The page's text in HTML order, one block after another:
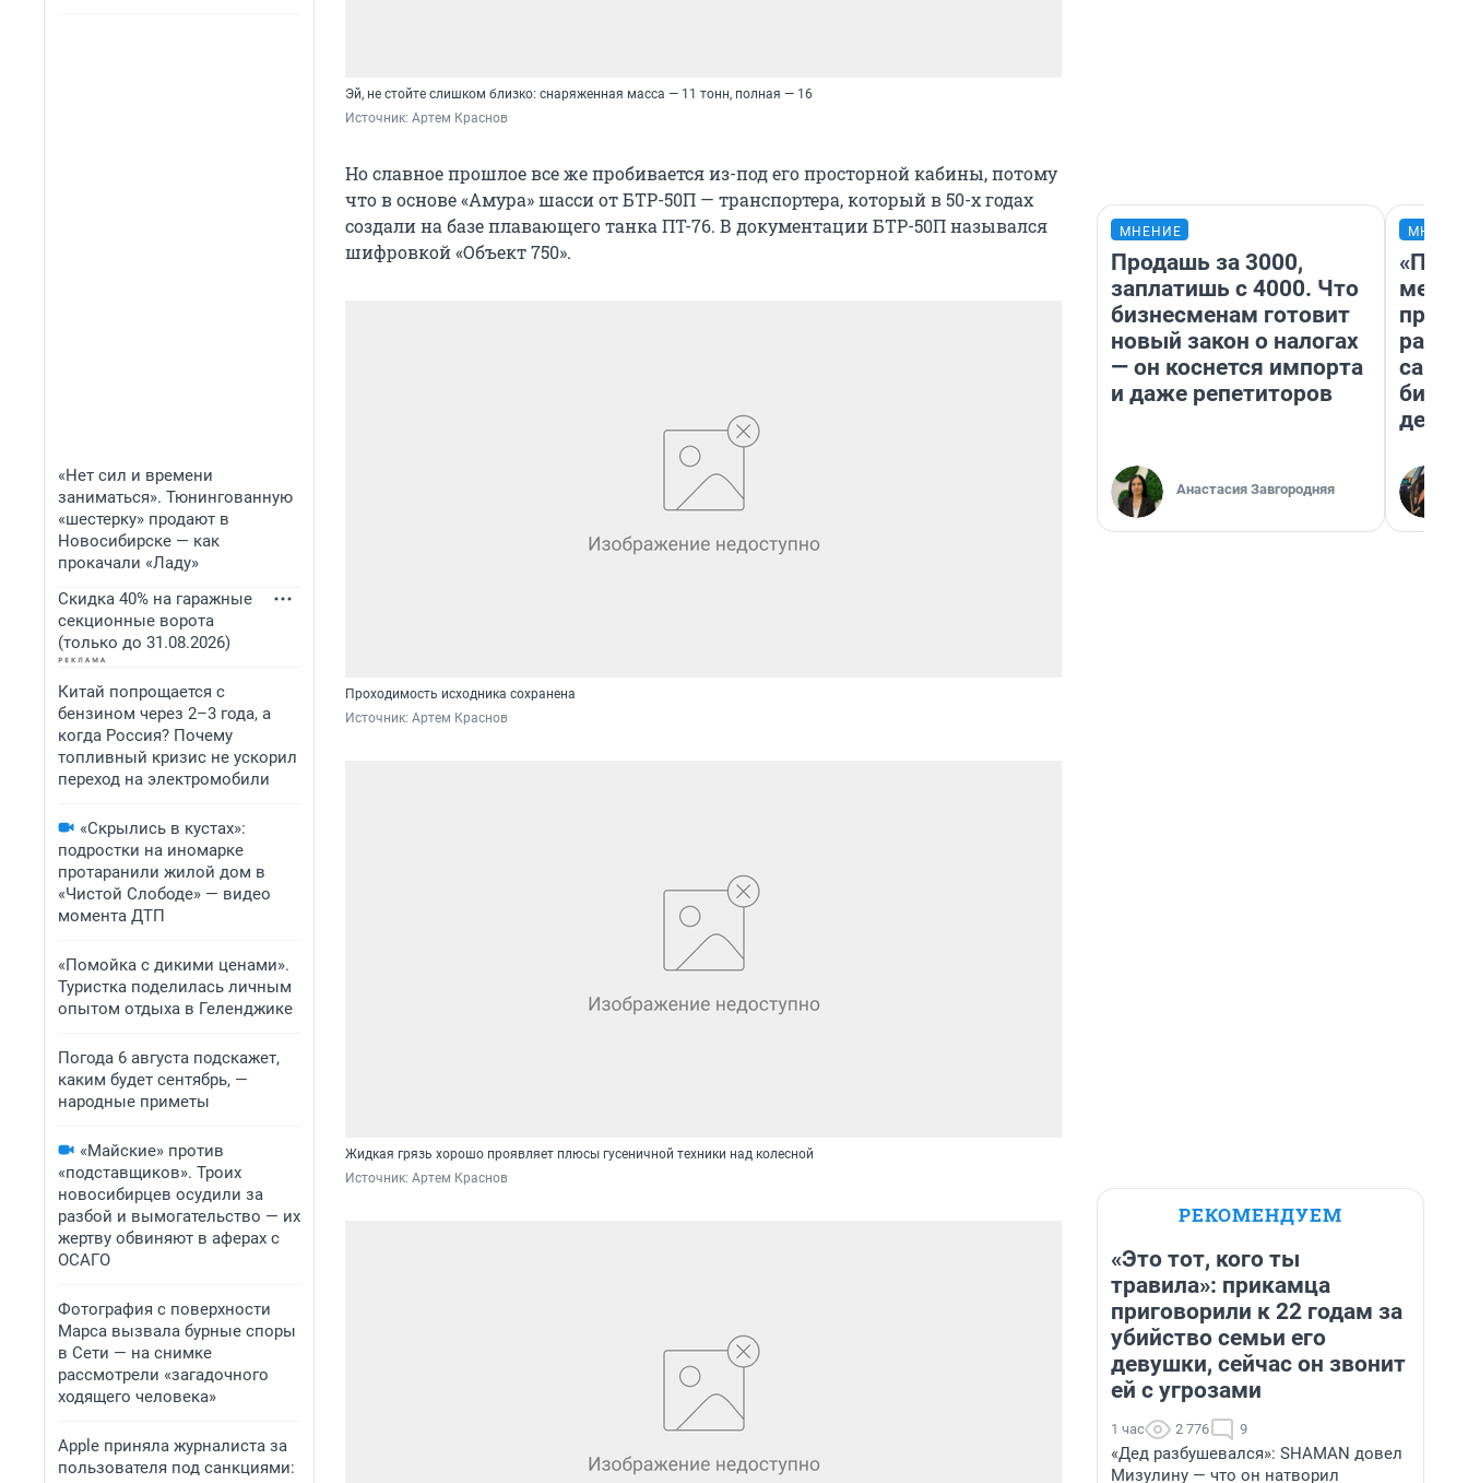
«Нет сил и времени
заниматься». Тюнингованную
«шестерку» продают в
Новосибирске — как
прокачали «Ладу»
Скидка 40% на гаражные
секционные ворота
(только до 31.08.2026)
Китай попрощается с
бензином через 2–3 года, а
когда Россия? Почему
топливный кризис не ускорил
переход на электромобили
«Скрылись в кустах»:
подростки на иномарке
протаранили жилой дом в
«Чистой Слободе» — видео
момента ДТП
«Помойка с дикими ценами».
Туристка поделилась личным
опытом отдыха в Геленджике
Погода 6 августа подскажет,
каким будет сентябрь, —
народные приметы
«Майские» против
«подставщиков». Троих
новосибирцев осудили за
разбой и вымогательство — их
жертву обвиняют в аферах с
ОСАГО
Фотография с поверхности
Марса вызвала бурные споры
в Сети — на снимке
рассмотрели «загадочного
ходящего человека»
Apple приняла журналиста за
пользователя под санкциями:
Эй, не стойте слишком близко: снаряженная масса — 11 тонн, полная — 16
Источник: Артем Краснов
Но славное прошлое все же пробивается из-под его просторной кабины, потому
что в основе «Амура» шасси от БТР-50П — транспортера, который в 50-х годах
создали на базе плавающего танка ПТ-76. В документации БТР-50П назывался
шифровкой «Объект 750».
Проходимость исходника сохранена
Источник: Артем Краснов
Жидкая грязь хорошо проявляет плюсы гусеничной техники над колесной
Источник: Артем Краснов
МНЕНИЕ
Продашь за 3000,
заплатишь с 4000. Что
бизнесменам готовит
новый закон о налогах
— он коснется импорта
и даже репетиторов
Анастасия Завгородняя
РЕКОМЕНДУЕМ
«Это тот, кого ты
травила»: прикамца
приговорили к 22 годам за
убийство семьи его
девушки, сейчас он звонит
ей с угрозами
1 час 2 776 9
«Дед разбушевался»: SHAMAN довел
Мизулину — что он натворил